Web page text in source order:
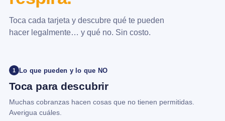
Toca cada tarjeta y descubre qué te pueden
hacer legalmente… y qué no. Sin costo.
1 Lo que pueden y lo que NO
Toca para descubrir
Muchas cobranzas hacen cosas que no tienen permitidas.
Averigua cuáles.